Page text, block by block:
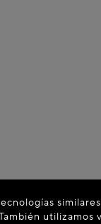
utilizamos